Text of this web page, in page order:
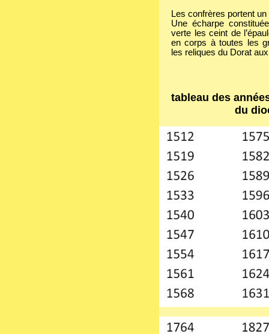
Les confrères portent
Une écharpe
verte les ceint de
en corps à toutes les
les reliques du Dorat
tableau des
du